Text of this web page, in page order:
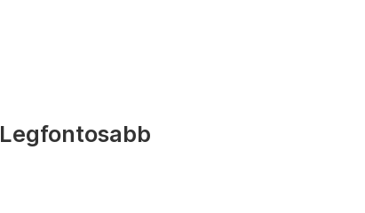
Legfontosabb